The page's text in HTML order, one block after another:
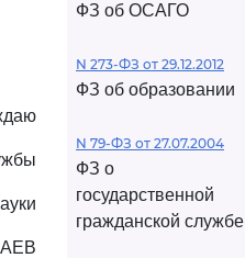
ФЗ об ОСАГО
N 273-ФЗ от 29.12.2012
ФЗ об образовании
N 79-ФЗ от 27.07.2004
ФЗ о
государственной
гражданской службе